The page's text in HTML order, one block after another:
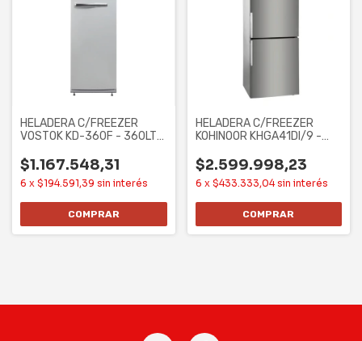
HELADERA C/FREEZER
VOSTOK KD-360F - 360LTS,
$1.167.548,31
6 x $194.591,39 sin interés
HELADERA C/FREEZER
KOHINOOR KHGA41DI/9 -
$2.599.998,23
6 x $433.333,04 sin interés